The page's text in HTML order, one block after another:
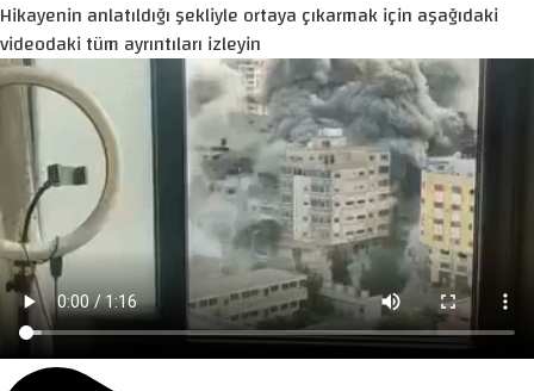
Hikayenin anlatıldığı şekliyle ortaya çıkarmak için aşağıdaki
videodaki tüm ayrıntıları izleyin